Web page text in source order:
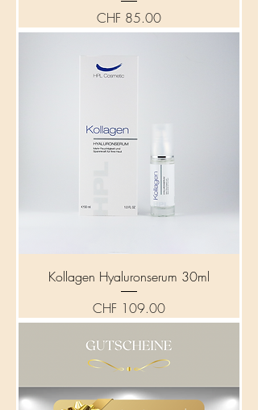
Preis
CHF 85.00
Kollagen Hyaluronserum 30ml
Preis
CHF 109.00